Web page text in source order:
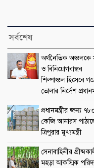
সর্বশেষ
অর্থনৈতিক
ও বিনিয়োগবান্ধব
শিল্পাঞ্চল হিসেবে
তোলার নির্দেশ
প্রধানমন্ত্রীর জন্য
কেজি আনারস
ত্রিপুরার মুখ্যমন্ত্রী
সেনাবাহিনীর
মহড়া আকস্মিক